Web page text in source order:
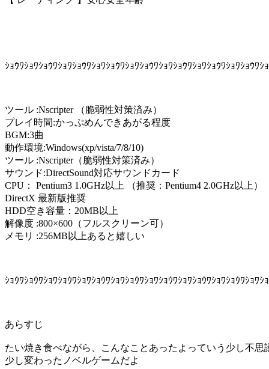
ｼｮｳﾜｼｮﾜｼｮｳﾜｼｮﾜｼｮｳﾜｼｮﾜｼｮｳﾜｼｮﾜｼｮｳﾜｼｮﾜｼｮｳﾜｼｮﾜｼｮｳﾜｼｮﾜｼｮｳﾜｼ
ツール :Nscripter （脆弱性対策済み）
プレイ時間:かっぷめんできあがる程度
BGM:3曲
動作環境:Windows(xp/vista/7/8/10)
ツール :Nscripter（脆弱性対策済み）
サウンド:DirectSound対応サウンドカード
CPU： Pentium3 1.0GHz以上 （推奨：Pentium4 2.0GHz以上）
DirectX 最新版推奨
HDD空き容量：20MB以上
解像度 :800×600（フルスクリーン可）
メモリ :256MB以上あると嬉しい
ｼｮｳﾜｼｮｳﾜｼｮﾜｼｮｳﾜｼｮﾜｼｮｳﾜｼｮﾜｼｮｳﾜｼｮﾜｼｮｳﾜｼｮﾜｼｮｳﾜｼｮﾜｼｮｳﾜｼｮﾜｼ
あらすじ
たい焼き食べながら、こんなことあったよっていう少し不思
少し変わったノベルゲームだよ